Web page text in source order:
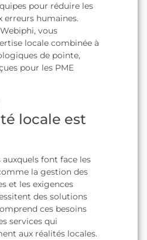
pour réduire les
erreurs humaines.
vous
locale combinée à
de pointe,
pour les PME
locale est
auxquels font face les
la gestion des
et les exigences
des solutions
ces besoins
services qui
aux réalités locales.